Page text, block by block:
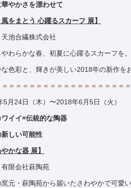
やかさを漂わせて
風をまとう 心躍るスカーフ 展】
天池合繊株式会社
やわらかな春、初夏に心躍るスカーフを。
色彩と、輝きが美しい2018年の新作を
＝＝＝＝＝＝＝＝＝＝＝＝＝＝＝＝＝＝
5月24日（木）〜2018年6月5日（火）
ワイイ×伝統的な陶器
しい可能性
やかな器 展】
限会社萩陶苑
元・萩陶苑から届いたさわやかで可愛